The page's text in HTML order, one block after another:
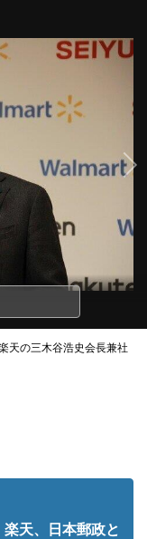
天の三木谷浩史会長兼社
天、日本郵政と